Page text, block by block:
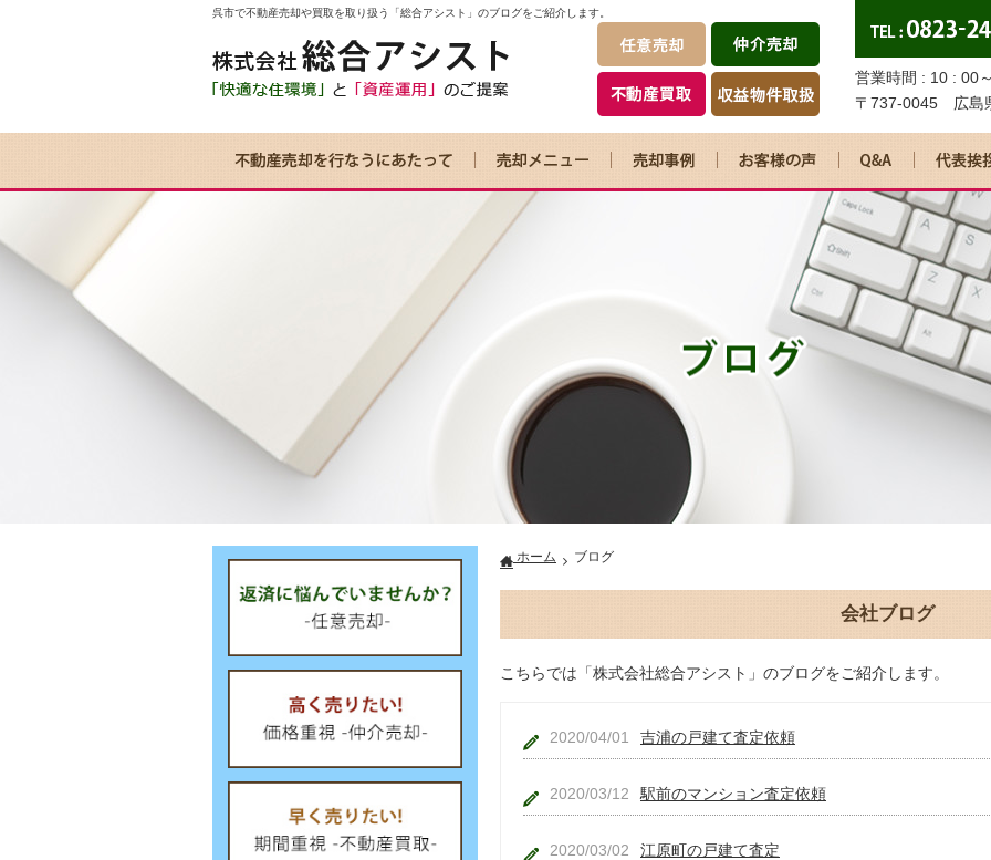
呉市で不動産売却や買取を取り扱う「総合アシスト」のブログをご紹介します。
営業時間 : 10 : 00
〒737-0045 広島
任意売却
リースバック
ホーム ブログ
会社ブログ
こちらでは「株式会社総合アシスト」のブログをご紹介します。
2020/04/01 吉浦の戸建て査定依頼
2020/03/12 駅前のマンション査定依頼
2020/03/02 江原町の戸建て査定